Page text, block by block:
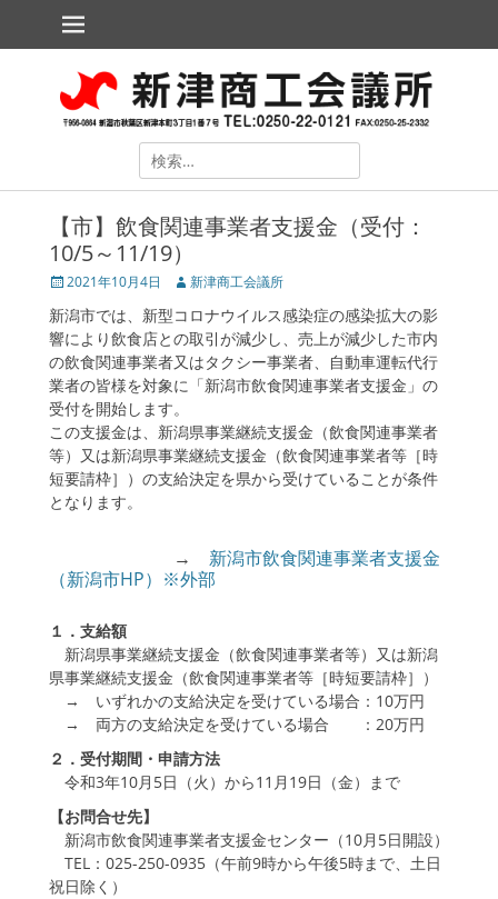
メインメニュー
コ
ン
ツ
へ
ッ
プ
新津商工会議所
The Niitsu Chamber of Commerce and Industry
検
索
象:
【市】飲食関連事業者支援金（受付：
10/5～11/19）
投
日
2021年10月4日
投
者
新津商工会議所
新潟市では、新型コロナウイルス感染症の感染拡大の影
響により飲食店との取引が減少し、売上が減少した市内
の飲食関連事業者又はタクシー事業者、自動車運転代行
業者の皆様を対象に「新潟市飲食関連事業者支援金」の
受付を開始します。
この支援金は、新潟県事業継続支援金（飲食関連事業者
等）又は新潟県事業継続支援金（飲食関連事業者等［時
短要請枠］）の支給決定を県から受けていることが条件
となります。
→ 新潟市飲食関連事業者支援金
（新潟市HP）※外部
１．支給額
新潟県事業継続支援金（飲食関連事業者等）又は新潟
県事業継続支援金（飲食関連事業者等［時短要請枠］）
→ いずれかの支給決定を受けている場合：10万円
→ 両方の支給決定を受けている場合 ：20万円
２．受付期間・申請方法
令和3年10月5日（火）から11月19日（金）まで
【お問合せ先】
新潟市飲食関連事業者支援金センター（10月5日開設）
TEL：025-250-0935（午前9時から午後5時まで、土日
祝日除く）